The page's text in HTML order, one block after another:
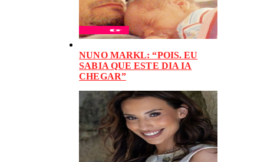
NUNO MARKL: “POIS. EU
SABIA QUE ESTE DIA IA
CHEGAR”